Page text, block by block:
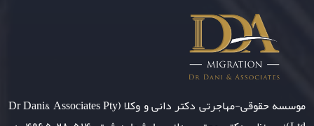
موسسه حقوقی-مهاجرتی دکتر دانی و وکلا (Dr Dani& Associates Pty